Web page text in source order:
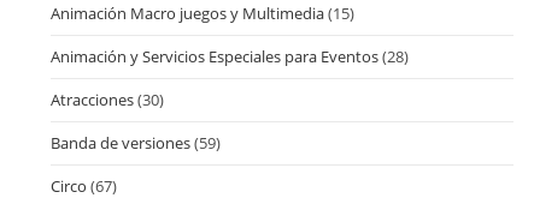
Animación Macro juegos y Multimedia(15)
Animación y Servicios Especiales para Eventos(28)
Atracciones(30)
Banda de versiones(59)
Circo (67)